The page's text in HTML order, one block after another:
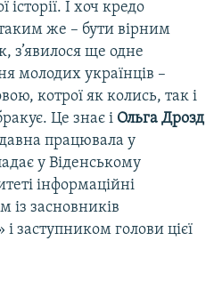
І хоч кредо
же – бути вірним
з’явилося ще одне
молодих українців –
котрої як колись, так і
Це знає і Ольга Дрозд
працювала у
у Віденському
інформаційні
із засновників
і заступником голови цієї